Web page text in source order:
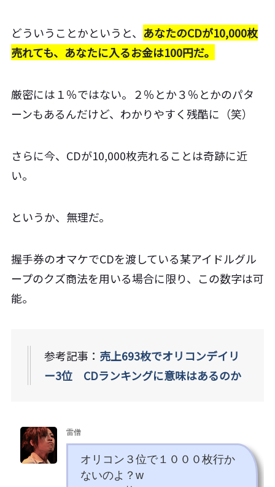
どういうことかというと、 あなたのCDが10,000枚
売れても、あなたに入るお金は100円だ。
厳密には１％ではない。２％とか３％とかのパタ
ーンもあるんだけど、わかりやすく残酷に（笑）
さらに今、CDが10,000枚売れることは奇跡に近
い。
というか、無理だ。
握手券のオマケでCDを渡している某アイドルグル
ープのクズ商法を用いる場合に限り、この数字は可
能。
参考記事： 売上693枚でオリコンデイリ
ー3位 CDランキングに意味はあるのか
雷僧
オリコン３位で１０００枚行か
ないのよ？w